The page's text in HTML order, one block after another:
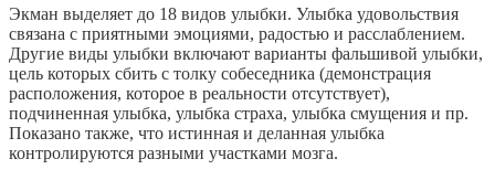
Экман выделяет до 18 видов улыбки. Улыбка удовольствия
связана с приятными эмоциями, радостью и расслаблением.
Другие виды улыбки включают варианты фальшивой улыбки,
цель которых сбить с толку собеседника (демонстрация
расположения, которое в реальности отсутствует),
подчиненная улыбка, улыбка страха, улыбка смущения и пр.
Показано также, что истинная и деланная улыбка
контролируются разными участками мозга.